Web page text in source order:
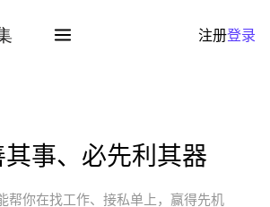
注册登录
其事、必先利其器
帮你在找工作、接私单上，赢得先机